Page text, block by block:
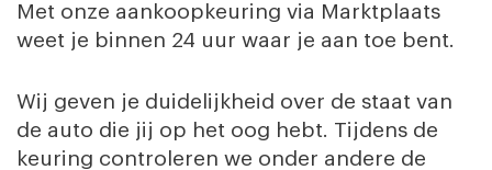
Met onze aankoopkeuring via Marktplaats
weet je binnen 24 uur waar je aan toe bent.
Wij geven je duidelijkheid over de staat van
de auto die jij op het oog hebt. Tijdens de
keuring controleren we onder andere de